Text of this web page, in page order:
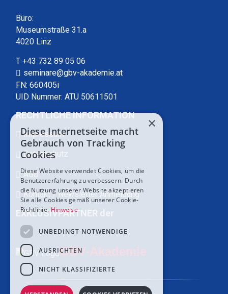
Büro:
Museumstraße 31.a
4020 Linz
T +43 732 89 05 06
seminare@gbv-akademie.at
FN: 660405i
UID Nummer: ATU 50611501
RECHTLICHE INFORMATION
Impressum
Datenschutz
AGB
Kontakt / Newsletter Anmeldung
EXKLUSIVPARTNER der
GBV-Akademie
×
Diese Internetseite macht
Gebrauch von Tracking
Cookies
Diese Website verwendet Cookies, um die
Benutzererfahrung zu verbessern. Durch
die Nutzung unserer Website akzeptieren
Sie alle Cookies gemäß unserer Cookie-
Richtlinie.Hinweise
UNBEDINGT NOTWENDIGE
AUSRICHTEN
NICHT KLASSIFIZIERTE